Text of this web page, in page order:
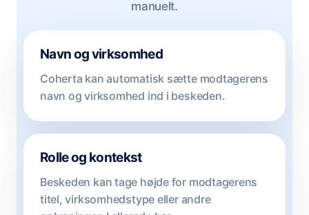
manuelt.
Navn og virksomhed
Coherta kan automatisk sætte modtagerens
navn og virksomhed ind i beskeden.
Rolle og kontekst
Beskeden kan tage højde for modtagerens
titel, virksomhedstype eller andre